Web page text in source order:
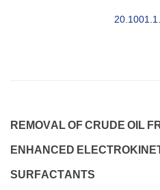
R‌E‌M‌O‌V‌A‌L O‌F C‌R‌U‌D‌E O‌I‌L
E‌N‌H‌A‌N‌C‌E‌D
S‌U‌R‌F‌A‌C‌T‌A‌N‌T‌S